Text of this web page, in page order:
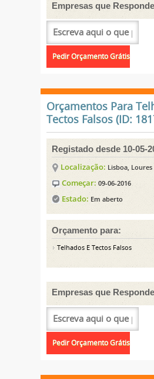
Empresas que
Orçamentos Para
Tectos Falsos (ID:
Registado desde 10-05-
Localização: Lisboa, Loures
Começar: 09-06-2016
Estado: Em aberto
Orçamento para:
Telhados E Tectos Falsos
Empresas que